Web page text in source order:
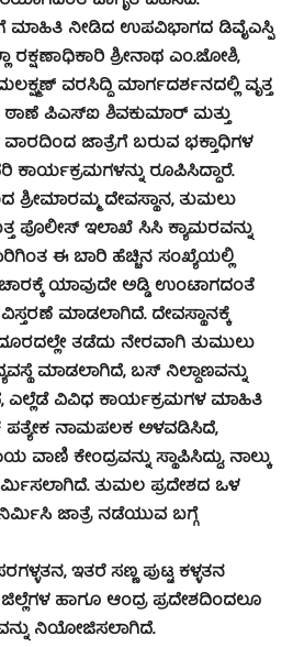
ನೀಡಿದ ಉಪವಿಭಾಗದ ಡಿವೈಎಸ್ಪಿ
ಶ್ರೀನಾಥ ಎಂ.ಜೋಶಿ,
ವರಸಿದ್ದಿ ಮಾರ್ಗದರ್ಶನದಲ್ಲಿ ವೃತ್ತ
ಠಾಣೆ ಪಿಎಸ್‍ಐ ಶಿವಕುಮಾರ್ ಮತ್ತು
ಜಾತ್ರೆಗೆ ಬರುವ ಭಕ್ತಾಧಿಗಳ
ರೂಪಿಸಿದ್ದಾರೆ.
ದೇವಸ್ಥಾನ, ತುಮಲು
ಪೊಲೀಸ್ ಇಲಾಖೆ ಸಿಸಿ ಕ್ಯಾಮರವನ್ನು
ಈ ಬಾರಿ ಹೆಚ್ಚಿನ ಸಂಖ್ಯೆಯಲ್ಲಿ
ಯಾವುದೇ ಅಡ್ಡಿ ಉಂಟಾಗದಂತೆ
ಮಾಡಲಾಗಿದೆ. ದೇವಸ್ಥಾನಕ್ಕೆ
ತಡೆದು ನೇರವಾಗಿ ತುಮುಲು
ಮಾಡಲಾಗಿದೆ, ಬಸ್ ನಿಲ್ದಾಣವನ್ನು
ಎಲ್ಲೆಡೆ ವಿವಿಧ ಕಾರ್ಯಕ್ರಮಗಳ ಮಾಹಿತಿ
ನಾಮಪಲಕ ಅಳವಡಿಸಿದೆ,
ಕೇಂದ್ರವನ್ನು ಸ್ಥಾಪಿಸಿದ್ದು, ನಾಲ್ಕು
ತುಮಲ ಪ್ರದೇಶದ ಒಳ
ಜಾತ್ರೆ ನಡೆಯುವ ಬಗ್ಗೆ
ಇತರೆ ಸಣ್ಣ ಪುಟ್ಟ ಕಳ್ಳತನ
ಹಾಗೂ ಆಂದ್ರ ಪ್ರದೇಶದಿಂದಲೂ
ನಿಯೋಜಿಸಲಾಗಿದೆ.